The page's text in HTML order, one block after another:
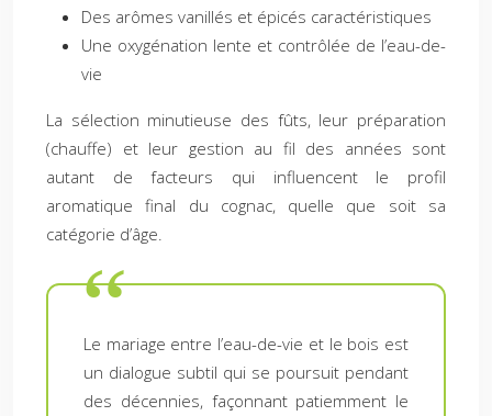
Des arômes vanillés et épicés caractéristiques
Une oxygénation lente et contrôlée de l’eau-de-
vie
La sélection minutieuse des fûts, leur préparation
(chauffe) et leur gestion au fil des années sont
autant de facteurs qui influencent le profil
aromatique final du cognac, quelle que soit sa
catégorie d’âge.
Le mariage entre l’eau-de-vie et le bois est
un dialogue subtil qui se poursuit pendant
des décennies, façonnant patiemment le